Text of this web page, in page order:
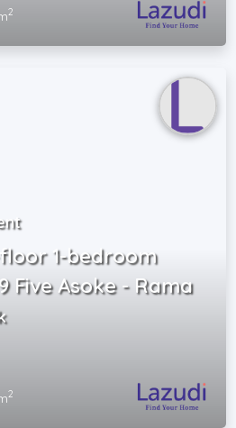
2
1-bedroom
Five Asoke - Rama
2